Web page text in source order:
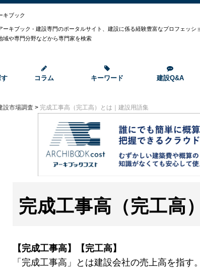
キブック
ーキブック - 建設専門のポータルサイト、建設に係る経験豊富なプロフェッシ
域や専門分野などから専門家を検索
コラム キーワード 建設Q&A
設市場調査 > 完成工事高（完工高）とは｜建設用語集
完成工事高（完工高
【完成工事高】
【完工高】
「完成工事高」とは建設会社の売上高を指す